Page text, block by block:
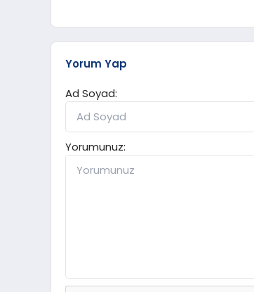
Yorum Yap
Ad Soyad:
Yorumunuz: